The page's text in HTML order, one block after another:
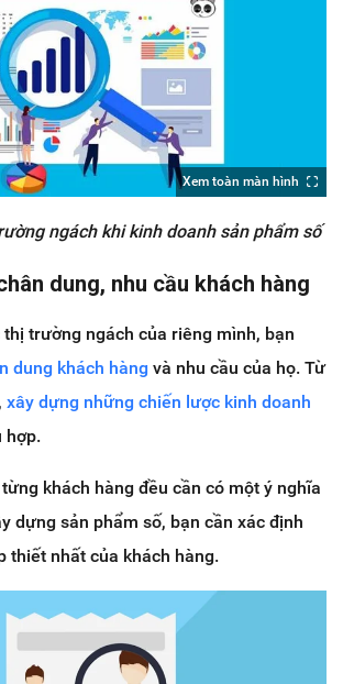
Xem toàn màn hình
ngách khi kinh doanh sản phẩm số
dung, nhu cầu khách hàng
trường ngách của riêng mình, bạn
dung khách hàng và nhu cầu của họ. Từ
xây dựng những chiến lược kinh doanh
hợp.
khách hàng đều cần có một ý nghĩa
dựng sản phẩm số, bạn cần xác định
thiết nhất của khách hàng.